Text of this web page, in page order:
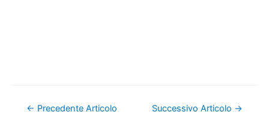
Navigazione
← Precedente Articolo Successivo Articolo →